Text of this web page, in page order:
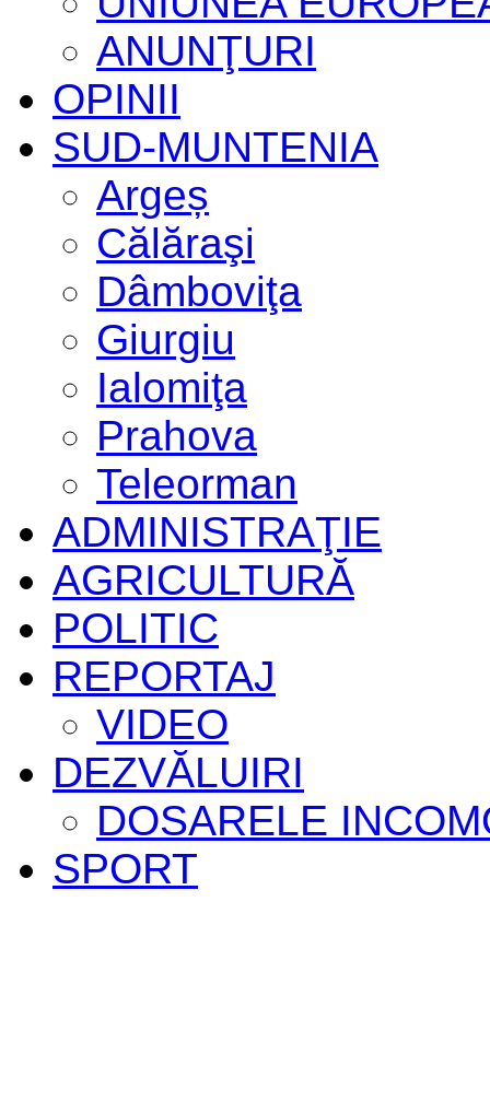
ANUNŢURI
OPINII
SUD-MUNTENIA
Argeș
Călăraşi
Dâmboviţa
Giurgiu
Ialomiţa
Prahova
Teleorman
ADMINISTRAŢIE
AGRICULTURĂ
POLITIC
REPORTAJ
VIDEO
DEZVĂLUIRI
DOSARELE
SPORT